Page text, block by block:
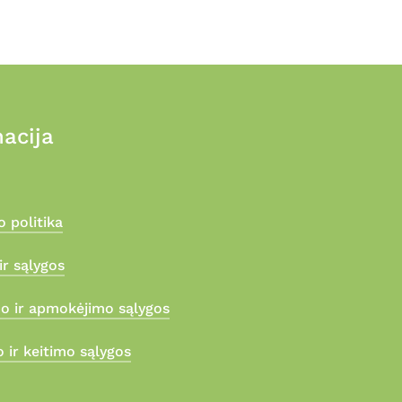
politika
sąlygos
ir apmokėjimo sąlygos
ir keitimo sąlygos